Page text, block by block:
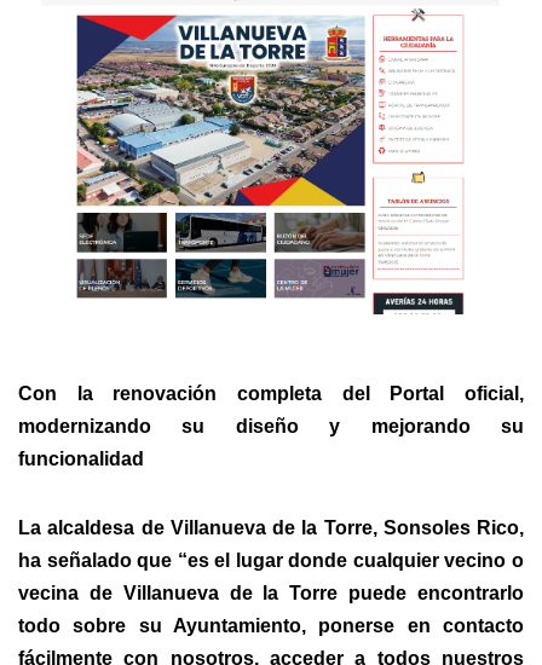
Con la renovación completa del Portal oficial,
modernizando su diseño y mejorando su
funcionalidad
La alcaldesa de Villanueva de la Torre, Sonsoles Rico,
ha señalado que “es el lugar donde cualquier vecino o
vecina de Villanueva de la Torre puede encontrarlo
todo sobre su Ayuntamiento, ponerse en contacto
fácilmente con nosotros, acceder a todos nuestros